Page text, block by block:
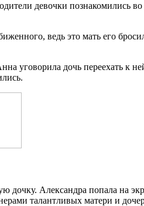
девочки познакомились
ведь это мать его
уговорила дочь переехать к
дочку. Александра попала на
талантливых матери и